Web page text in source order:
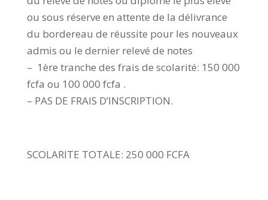
ou sous réserve en attente de la délivrance
du bordereau de réussite pour les nouveaux
admis ou le dernier relevé de notes
– 1ère tranche des frais de scolarité: 150 000
fcfa ou 100 000 fcfa .
– PAS DE FRAIS D’INSCRIPTION.
SCOLARITE TOTALE: 250 000 FCFA